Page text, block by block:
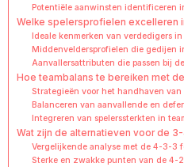
Potentiële aanwinsten identificeren
Welke spelersprofielen excelleren
Ideale kenmerken van verdedigers
Middenveldersprofielen die gedijen
Aanvallersattributen die passen bij
Hoe teambalans te bereiken met
Strategieën voor het handhaven
Balanceren van aanvallende en
Integreren van spelerssterkten in
Wat zijn de alternatieven voor de
Vergelijkende analyse met de 4-3-3
Sterke en zwakke punten van de 4-